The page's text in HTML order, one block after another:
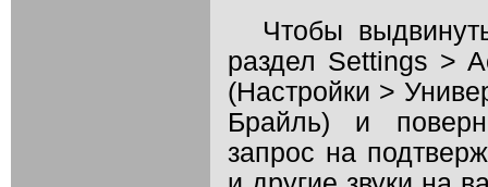
Чтобы
раздел Settings >
(Настройки >
Брайль) и
запрос на